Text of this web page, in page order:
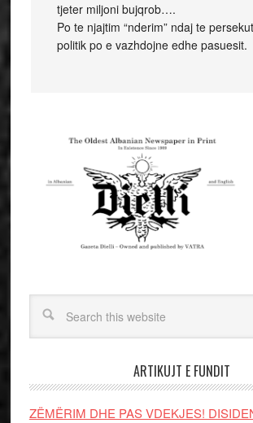
tjeter miljoni bujqrob….
Po te njajtim “nderim” ndaj te
politik po e vazhdojne edhe pasuesit.
ARTIKUJT E FUNDIT
ZËMËRIM DHE PAS VDEKJES!